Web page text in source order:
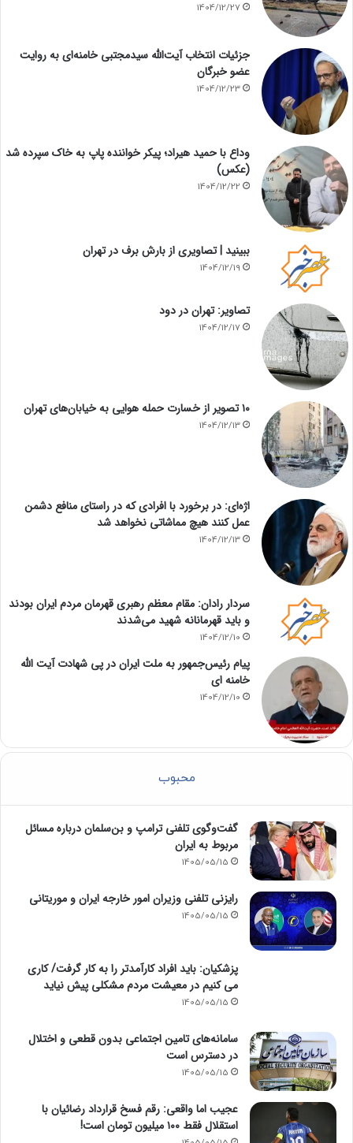
1404/12/27
جزئیات انتخاب آیت‌الله سیدمجتبی خامنه‌ای به روایت
عضو خبرگان
1404/12/23
وداع با حمید هیراد؛ پیکر خواننده پاپ به خاک سپرده شد
(عکس)
1404/12/22
ببینید | تصاویری از بارش برف در تهران
1404/12/19
تصاویر: تهران در دود
1404/12/17
۱۰ تصویر از خسارت حمله هوایی به خیابان‌های تهران
1404/12/13
اژه‌ای: در برخورد با افرادی که در راستای منافع دشمن
عمل کنند هیچ مماشاتی نخواهد شد
1404/12/13
سردار رادان: مقام معظم رهبری قهرمان مردم ایران بودند
و باید قهرمانانه شهید می‌شدند
1404/12/10
پیام رئیس‌جمهور به ملت ایران در پی شهادت آیت الله
خامنه ای
1404/12/10
محبوب
گفت‌وگوی تلفنی ترامپ و بن‌سلمان درباره مسائل
مربوط به ایران
1405/05/15
رایزنی تلفنی وزیران امور خارجه ایران و موریتانی
1405/05/15
پزشکیان: باید افراد کارآمدتر را به کار گرفت/ کاری
می کنیم در معیشت مردم مشکلی پیش نیاید
1405/05/15
سامانه‌های تامین اجتماعی بدون قطعی و اختلال
در دسترس است
1405/05/15
عجیب اما واقعی: رقم فسخ قرارداد رضائیان با
استقلال فقط ۱۰۰ میلیون تومان است!